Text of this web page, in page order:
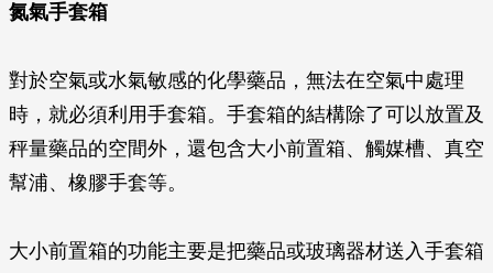
氮氣手套箱
對於空氣或水氣敏感的化學藥品，無法在空氣中處理
時，就必須利用手套箱。手套箱的結構除了可以放置及
秤量藥品的空間外，還包含大小前置箱、觸媒槽、真空
幫浦、橡膠手套等。
大小前置箱的功能主要是把藥品或玻璃器材送入手套箱